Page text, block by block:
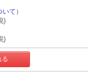
いて ）
)
)